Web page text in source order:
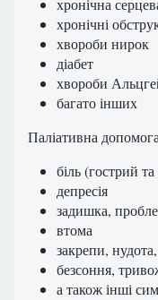
хронічна
хронічні
хвороби нирок
діабет
хвороби
багато інших
Паліативна
біль (гострий
депресія
задишка,
втома
закрепи,
безсоння,
а також інші